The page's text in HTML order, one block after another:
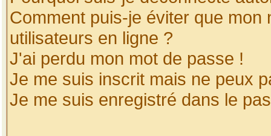
Comment puis-je éviter que
utilisateurs en ligne ?
J'ai perdu mon mot de passe !
Je me suis inscrit mais ne peux
Je me suis enregistré dans le